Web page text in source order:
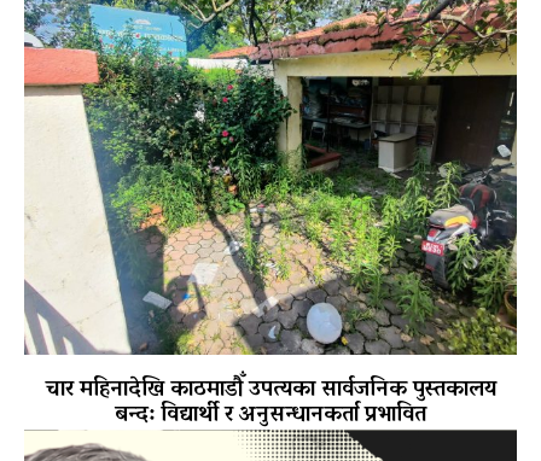
चार महिनादेखि काठमाडौँ उपत्यका सार्वजनिक पुस्तकालय
बन्द: विद्यार्थी र अनुसन्धानकर्ता प्रभावित